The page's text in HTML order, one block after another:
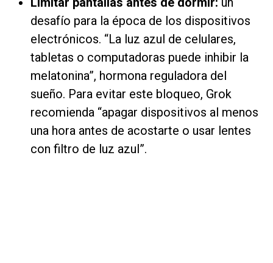
desafío para la época de los dispositivos
electrónicos. “La luz azul de celulares,
tabletas o computadoras puede inhibir la
melatonina”, hormona reguladora del
sueño. Para evitar este bloqueo, Grok
recomienda “apagar dispositivos al menos
una hora antes de acostarte o usar lentes
con filtro de luz azul”.